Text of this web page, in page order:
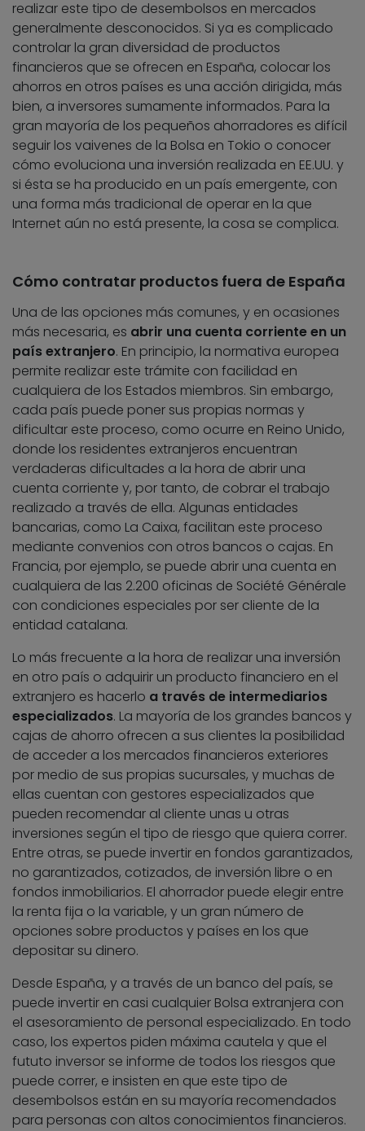
realizar este tipo de desembolsos en mercados
generalmente desconocidos. Si ya es complicado
controlar la gran diversidad de productos
financieros que se ofrecen en España, colocar los
ahorros en otros países es una acción dirigida, más
bien, a inversores sumamente informados. Para la
gran mayoría de los pequeños ahorradores es difícil
seguir los vaivenes de la Bolsa en Tokio o conocer
cómo evoluciona una inversión realizada en EE.UU. y
si ésta se ha producido en un país emergente, con
una forma más tradicional de operar en la que
Internet aún no está presente, la cosa se complica.
Cómo contratar productos fuera de España
Una de las opciones más comunes, y en ocasiones
más necesaria, es abrir una cuenta corriente en un
país extranjero. En principio, la normativa europea
permite realizar este trámite con facilidad en
cualquiera de los Estados miembros. Sin embargo,
cada país puede poner sus propias normas y
dificultar este proceso, como ocurre en Reino Unido,
donde los residentes extranjeros encuentran
verdaderas dificultades a la hora de abrir una
cuenta corriente y, por tanto, de cobrar el trabajo
realizado a través de ella. Algunas entidades
bancarias, como La Caixa, facilitan este proceso
mediante convenios con otros bancos o cajas. En
Francia, por ejemplo, se puede abrir una cuenta en
cualquiera de las 2.200 oficinas de Société Générale
con condiciones especiales por ser cliente de la
entidad catalana.
Lo más frecuente a la hora de realizar una inversión
en otro país o adquirir un producto financiero en el
extranjero es hacerlo a través de intermediarios
especializados. La mayoría de los grandes bancos y
cajas de ahorro ofrecen a sus clientes la posibilidad
de acceder a los mercados financieros exteriores
por medio de sus propias sucursales, y muchas de
ellas cuentan con gestores especializados que
pueden recomendar al cliente unas u otras
inversiones según el tipo de riesgo que quiera correr.
Entre otras, se puede invertir en fondos garantizados,
no garantizados, cotizados, de inversión libre o en
fondos inmobiliarios. El ahorrador puede elegir entre
la renta fija o la variable, y un gran número de
opciones sobre productos y países en los que
depositar su dinero.
Desde España, y a través de un banco del país, se
puede invertir en casi cualquier Bolsa extranjera con
el asesoramiento de personal especializado. En todo
caso, los expertos piden máxima cautela y que el
fututo inversor se informe de todos los riesgos que
puede correr, e insisten en que este tipo de
desembolsos están en su mayoría recomendados
para personas con altos conocimientos financieros.